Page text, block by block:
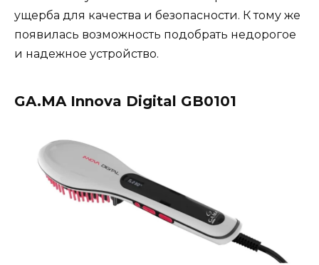
ущерба для качества и безопасности. К тому же
появилась возможность подобрать недорогое
и надежное устройство.
GA.MA Innova Digital GB0101